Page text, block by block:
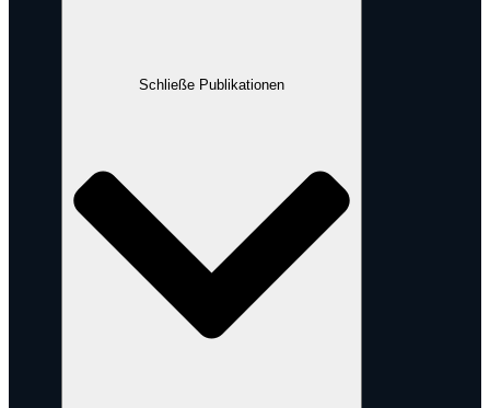
Schließe Publikationen